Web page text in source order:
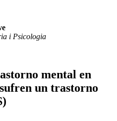
i Psicologia
mental en
un trastorno